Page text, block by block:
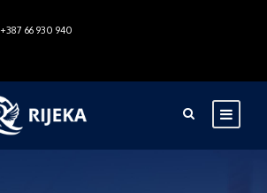
+387 66 930 940